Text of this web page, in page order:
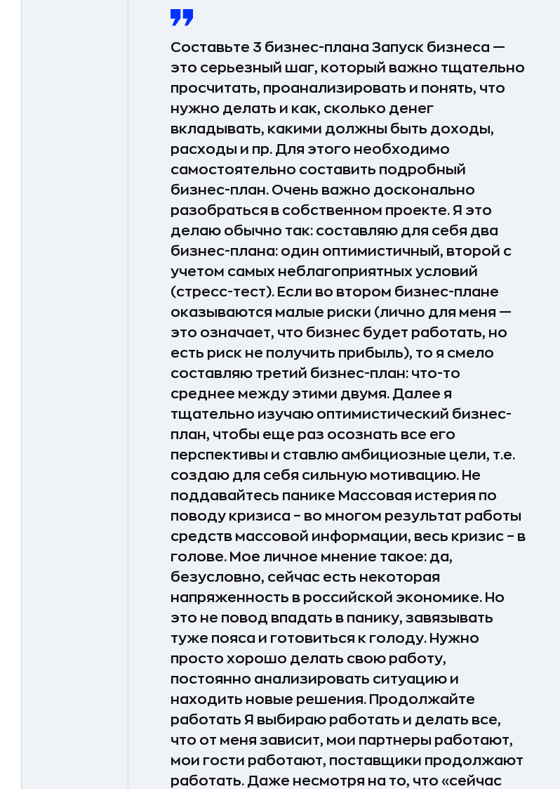
Составьте 3 бизнес-плана Запуск бизнеса —
это серьезный шаг, который важно тщательно
просчитать, проанализировать и понять, что
нужно делать и как, сколько денег
вкладывать, какими должны быть доходы,
расходы и пр. Для этого необходимо
самостоятельно составить подробный
бизнес-план. Очень важно досконально
разобраться в собственном проекте. Я это
делаю обычно так: составляю для себя два
бизнес-плана: один оптимистичный, второй с
учетом самых неблагоприятных условий
(стресс-тест). Если во втором бизнес-плане
оказываются малые риски (лично для меня —
это означает, что бизнес будет работать, но
есть риск не получить прибыль), то я смело
составляю третий бизнес-план: что-то
среднее между этими двумя. Далее я
тщательно изучаю оптимистический бизнес-
план, чтобы еще раз осознать все его
перспективы и ставлю амбициозные цели, т.е.
создаю для себя сильную мотивацию. Не
поддавайтесь панике Массовая истерия по
поводу кризиса – во многом результат работы
средств массовой информации, весь кризис – в
голове. Мое личное мнение такое: да,
безусловно, сейчас есть некоторая
напряженность в российской экономике. Но
это не повод впадать в панику, завязывать
туже пояса и готовиться к голоду. Нужно
просто хорошо делать свою работу,
постоянно анализировать ситуацию и
находить новые решения. Продолжайте
работать Я выбираю работать и делать все,
что от меня зависит, мои партнеры работают,
мои гости работают, поставщики продолжают
работать. Даже несмотря на то, что «сейчас